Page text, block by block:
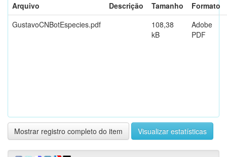
Arquivo
Descrição Tamanho
Formato
GustavoCNBotEspecies.pdf
108,38
kB
Adobe
PDF
Mostrar registro completo do item Visualizar estatísticas